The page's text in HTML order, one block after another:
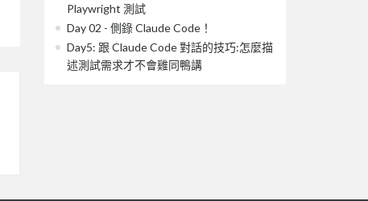
Playwright 測試
Day 02 - 側錄 Claude Code！
Day5: 跟 Claude Code 對話的技巧:怎麼描
述測試需求才不會雞同鴨講